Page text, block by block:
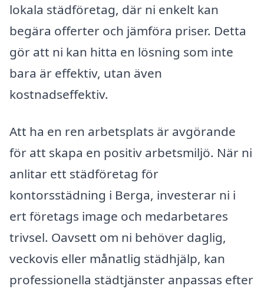
lokala städföretag, där ni enkelt kan
begära offerter och jämföra priser. Detta
gör att ni kan hitta en lösning som inte
bara är effektiv, utan även
kostnadseffektiv.
Att ha en ren arbetsplats är avgörande
för att skapa en positiv arbetsmiljö. När ni
anlitar ett städföretag för
kontorsstädning i Berga, investerar ni i
ert företags image och medarbetares
trivsel. Oavsett om ni behöver daglig,
veckovis eller månatlig städhjälp, kan
professionella städtjänster anpassas efter